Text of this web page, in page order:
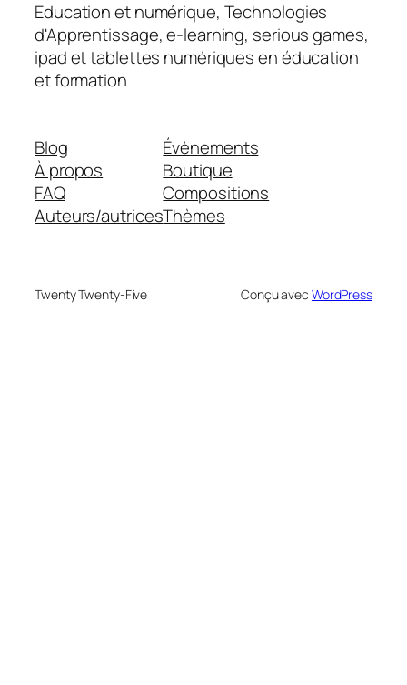
Education et numérique, Technologies
d'Apprentissage, e-learning, serious games,
ipad et tablettes numériques en éducation
et formation
Blog
À propos
FAQ
Auteurs/autrices
Évènements
Boutique
Compositions
Thèmes
Twenty Twenty-Five Conçu avec WordPress